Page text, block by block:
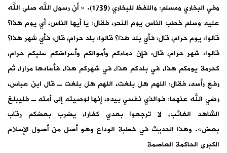
وفي البخاري ومسلم: واللفظ للبخاري (1739). « أن رسول الله صلى الله
عليه وسلم خطب الناس يوم النحر، فقال: يا أيها الناس، أي يوم هذا؟
قالوا: يوم حرام، قال: فأي بلد هذا؟ قالوا: بلد حرام، قال: فأي شهر هذا؟
قالوا: شهر حرام، قال: فإن دماءكم وأموالكم وأعراضكم عليكم حرام،
‌كحرمة ‌يومكم ‌هذا، في بلدكم هذا، في شهركم هذا، فأعادها مرارا، ثم
رفع رأسه، فقال: اللهم هل بلغت، اللهم هل بلغت ـ قال ابن عباس،
رضي الله عنهما: فوالذي نفسي بيده، إنها لوصيته إلى أمته ـ فليبلغ
الشاهد الغائب، لا ترجعوا بعدي كفارا، يضرب بعضكم رقاب
بعض». وهذا الحديث في خطبة الوداع وهو أصل من أصول الإسلام
الكبرى الحاكمة العاصمة